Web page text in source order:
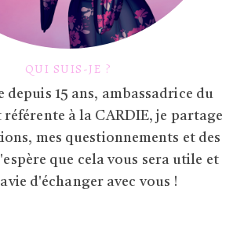
QUI SUIS-JE ?
depuis 15 ans, ambassadrice du
à la CARDIE, je partage
mes questionnements et des
que cela vous sera utile et
d'échanger avec vous !